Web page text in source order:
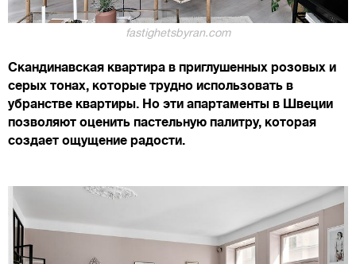
fastighetsbyran.com
Скандинавская квартира в приглушенных розовых и
серых тонах, которые трудно использовать в
убранстве квартиры. Но эти апартаменты в Швеции
позволяют оценить пастельную палитру, которая
создает ощущение радости.